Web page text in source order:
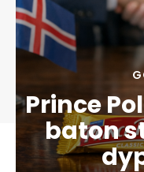
Prince
baton